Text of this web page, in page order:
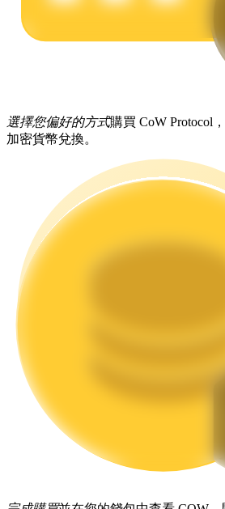
增值寶
機槍池
Launchpool
活期質押獲得熱門資產
選擇您偏好的方式購買 CoW Protocol
加密貨幣兌換。